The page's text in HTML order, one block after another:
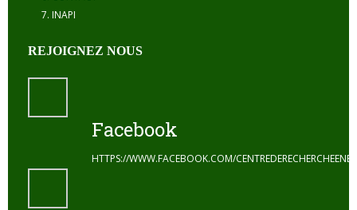
INAPI
REJOIGNEZ NOUS
Facebook
HTTPS://WWW.FACEBOOK.COM/